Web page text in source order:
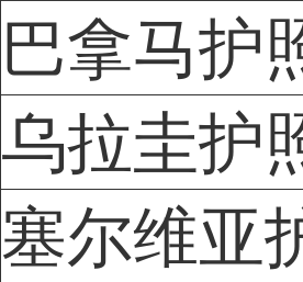
巴拿马护
乌拉圭护
塞尔维亚